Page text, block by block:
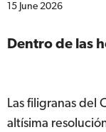
15 June 2026
Dentro de las
Las filigranas del
altísima